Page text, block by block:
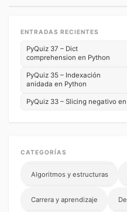
ENTRADAS RECIENTES
PyQuiz 37 – Dict
comprehension en Python
PyQuiz 35 – Indexación
anidada en Python
PyQuiz 33 – Slicing negativo
CATEGORÍAS
Algoritmos y estructuras
Carrera y aprendizaje